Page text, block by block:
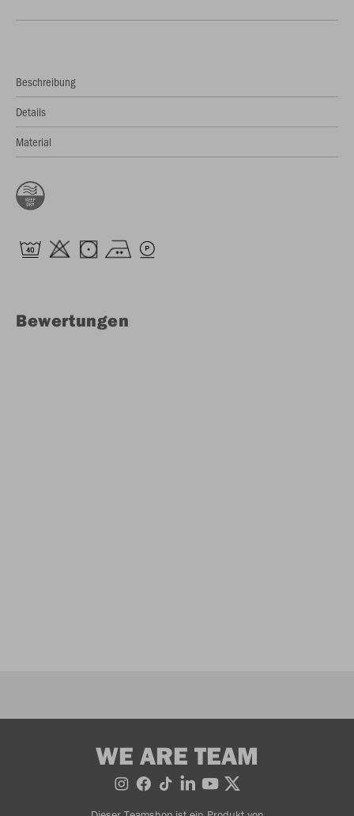
Beschreibung
Details
Material
Bewertungen
WE ARE TEAM